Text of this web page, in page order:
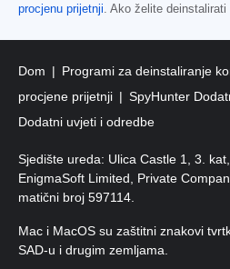
procjenu prijetnji . Ako želite deinstalirati
Dom Programi za deinstaliranje
procjene prijetnji
SpyHunter
Dodatni uvjeti i odredbe
Sjedište ureda: Ulica Castle 1, 3.
EnigmaSoft Limited, Private
matični broj 597114.
Mac i MacOS su zaštitni znakovi
SAD-u i drugim zemljama.